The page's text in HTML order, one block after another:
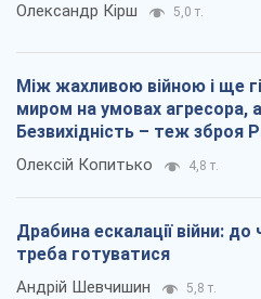
Олександр Кірш 5,0 т.
Між жахливою війною і ще
миром на умовах агресора,
Безвихідність – теж зброя
Олексій Копитько 4,8 т.
Драбина ескалації війни: до
треба готуватися
Андрій Шевчишин 5,8 т.